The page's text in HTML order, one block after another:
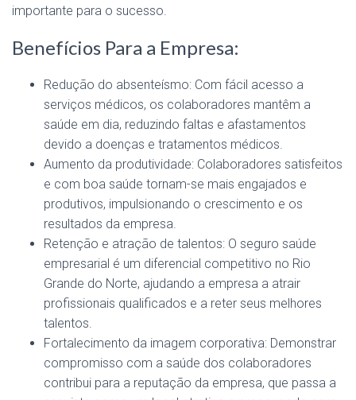
importante para o sucesso.
Benefícios Para a Empresa:
Redução do absenteísmo: Com fácil acesso a
serviços médicos, os colaboradores mantêm a
saúde em dia, reduzindo faltas e afastamentos
devido a doenças e tratamentos médicos.
Aumento da produtividade: Colaboradores satisfeitos
e com boa saúde tornam-se mais engajados e
produtivos, impulsionando o crescimento e os
resultados da empresa.
Retenção e atração de talentos: O seguro saúde
empresarial é um diferencial competitivo no Rio
Grande do Norte, ajudando a empresa a atrair
profissionais qualificados e a reter seus melhores
talentos.
Fortalecimento da imagem corporativa: Demonstrar
compromisso com a saúde dos colaboradores
contribui para a reputação da empresa, que passa a